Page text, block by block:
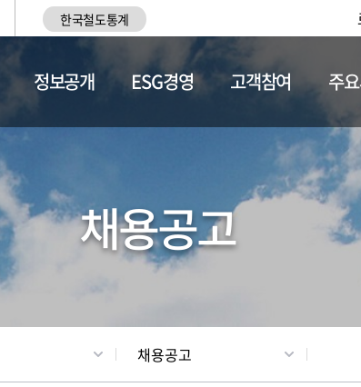
한국철도통계
채용정보
정보공개 ESG경영 고객참여 주
채용공고
채용공고